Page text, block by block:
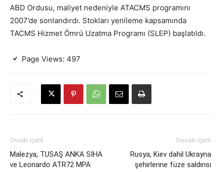
ABD Ordusu, maliyet nedeniyle ATACMS programını
2007’de sonlandırdı. Stokları yenileme kapsamında
TACMS Hizmet Ömrü Uzatma Programı (SLEP) başlatıldı.
Page Views: 497
Önceki İçerik
Malezya, TUSAŞ ANKA SİHA
ve Leonardo ATR72 MPA
Sonraki İçerik
Rusya, Kiev dahil Ukrayna
şehirlerine füze saldırısı